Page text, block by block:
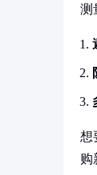
测
想
购